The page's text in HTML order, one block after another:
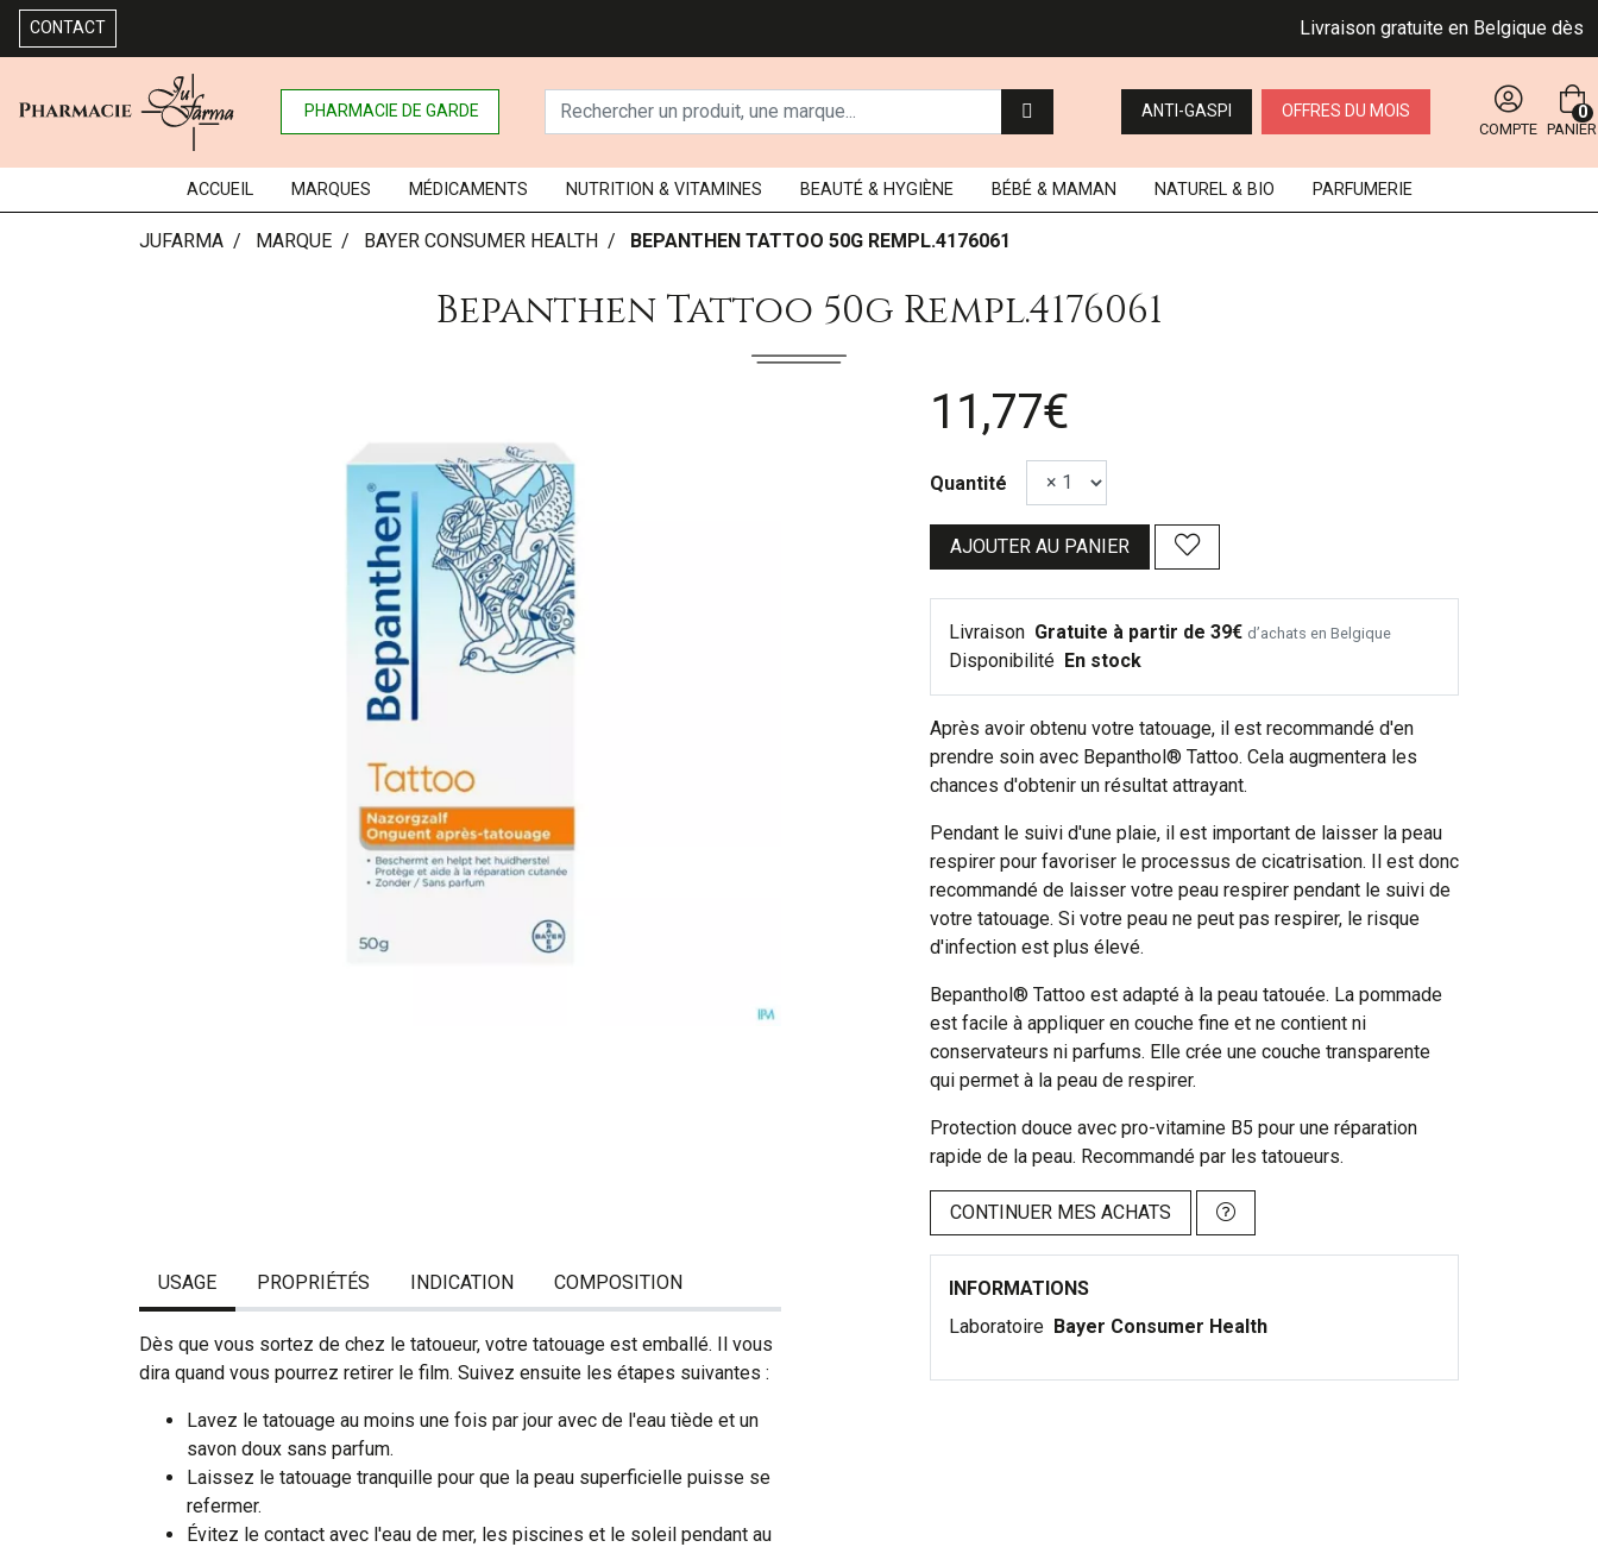
CONTACT Livraison gratuite en Belgique dès 49
PHARMACIE DE GARDE ANTI-GASPI OFFRES DU MOIS
COMPTE PANIER
0
ACCUEIL MARQUES MÉDICAMENTS NUTRITION & VITAMINES BEAUTÉ & HYGIÈNE BÉBÉ & MAMAN NATUREL & BIO PARFUMERIE
JUFARMA MARQUE BAYER CONSUMER HEALTH BEPANTHEN TATTOO 50G REMPL.4176061
Bepanthen Tattoo 50g Rempl.4176061
11,77€
Quantité
AJOUTER AU PANIER
Livraison Gratuite à partir de 39€ d’achats en Belgique
Disponibilité En stock
Après avoir obtenu votre tatouage, il est recommandé d'en
prendre soin avec Bepanthol® Tattoo. Cela augmentera les
chances d'obtenir un résultat attrayant.
Pendant le suivi d'une plaie, il est important de laisser la peau
respirer pour favoriser le processus de cicatrisation. Il est donc
recommandé de laisser votre peau respirer pendant le suivi de
votre tatouage. Si votre peau ne peut pas respirer, le risque
d'infection est plus élevé.
Bepanthol® Tattoo est adapté à la peau tatouée. La pommade
est facile à appliquer en couche fine et ne contient ni
conservateurs ni parfums. Elle crée une couche transparente
qui permet à la peau de respirer.
Protection douce avec pro-vitamine B5 pour une réparation
rapide de la peau. Recommandé par les tatoueurs.
CONTINUER MES ACHATS
USAGE PROPRIÉTÉS INDICATION COMPOSITION
Dès que vous sortez de chez le tatoueur, votre tatouage est emballé. Il vous
dira quand vous pourrez retirer le film. Suivez ensuite les étapes suivantes :
Lavez le tatouage au moins une fois par jour avec de l'eau tiède et un
savon doux sans parfum.
Laissez le tatouage tranquille pour que la peau superficielle puisse se
refermer.
Évitez le contact avec l'eau de mer, les piscines et le soleil pendant au
INFORMATIONS
Laboratoire Bayer Consumer Health